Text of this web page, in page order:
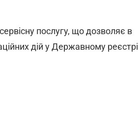
послугу, що дозволяє в
дій у Державному реєстрі